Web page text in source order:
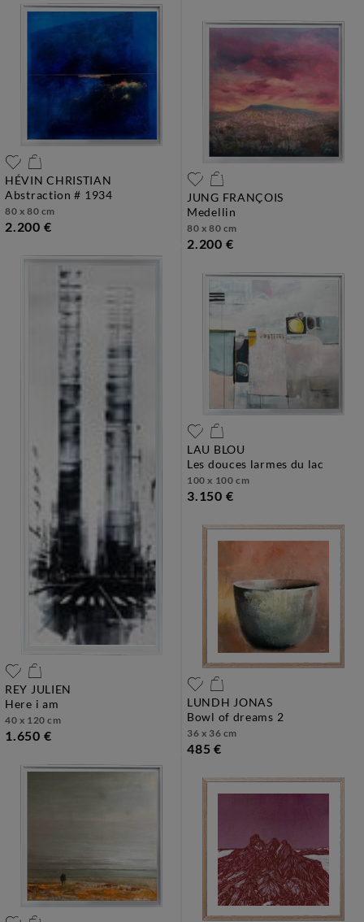
HÉVIN CHRISTIAN
abstraction # 1934
80 x 80 cm
2.200 €
JUNG FRANÇOIS
medellin
80 x 80 cm
2.200 €
REY JULIEN
here i am
40 x 120 cm
1.650 €
LAU BLOU
les douces larmes du lac
100 x 100 cm
3.150 €
LUNDH JONAS
bowl of dreams 2
36 x 36 cm
485 €